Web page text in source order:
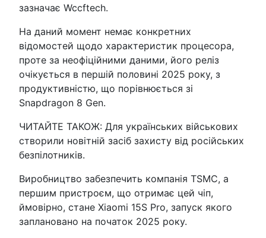
зазначає Wccftech.
На даний момент немає конкретних
відомостей щодо характеристик процесора,
проте за неофіційними даними, його реліз
очікується в першій половині 2025 року, з
продуктивністю, що порівнюється зі
Snapdragon 8 Gen.
ЧИТАЙТЕ ТАКОЖ: Для українських військових
створили новітній засіб захисту від російських
безпілотників.
Виробництво забезпечить компанія TSMC, а
першим пристроєм, що отримає цей чіп,
ймовірно, стане Xiaomi 15S Pro, запуск якого
заплановано на початок 2025 року.